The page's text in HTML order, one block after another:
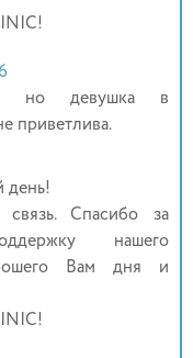
но девушка в
приветлива.
день!
Спасибо за
нашего
Вам дня и